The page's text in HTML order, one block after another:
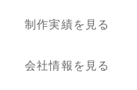
制作実績を見る
会社情報を見る